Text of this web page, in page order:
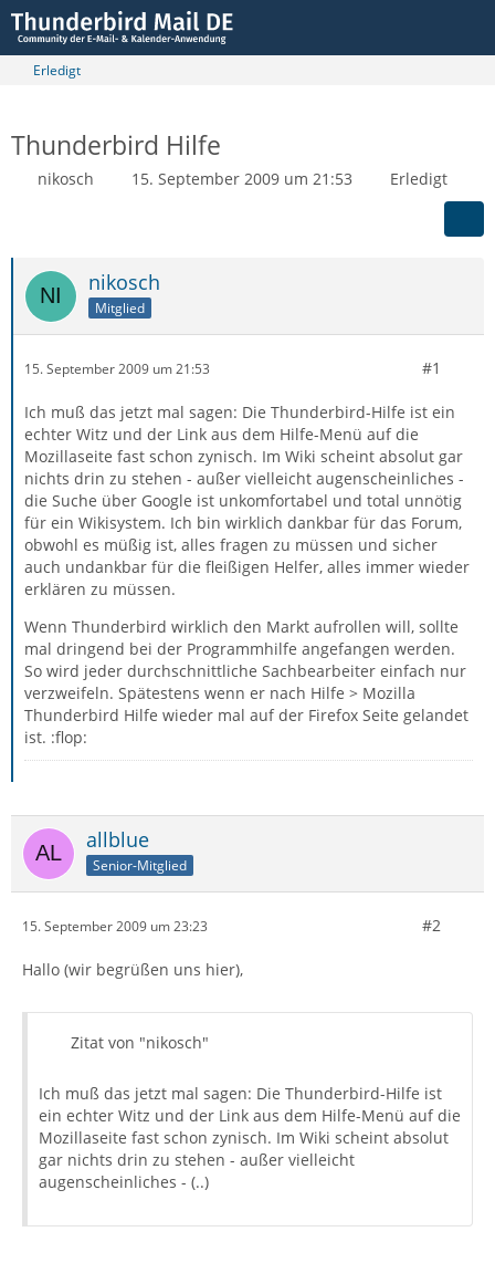
Erledigt
Thunderbird Hilfe
nikosch 15. September 2009 um 21:53 Erledigt
nikosch
Mitglied
15. September 2009 um 21:53 #1
Ich muß das jetzt mal sagen: Die Thunderbird-Hilfe ist ein
echter Witz und der Link aus dem Hilfe-Menü auf die
Mozillaseite fast schon zynisch. Im Wiki scheint absolut gar
nichts drin zu stehen - außer vielleicht augenscheinliches -
die Suche über Google ist unkomfortabel und total unnötig
für ein Wikisystem. Ich bin wirklich dankbar für das Forum,
obwohl es müßig ist, alles fragen zu müssen und sicher
auch undankbar für die fleißigen Helfer, alles immer wieder
erklären zu müssen.
Wenn Thunderbird wirklich den Markt aufrollen will, sollte
mal dringend bei der Programmhilfe angefangen werden.
So wird jeder durchschnittliche Sachbearbeiter einfach nur
verzweifeln. Spätestens wenn er nach Hilfe > Mozilla
Thunderbird Hilfe wieder mal auf der Firefox Seite gelandet
ist. :flop:
allblue
Senior-Mitglied
15. September 2009 um 23:23 #2
Hallo (wir begrüßen uns hier),
Zitat von "nikosch"
Ich muß das jetzt mal sagen: Die Thunderbird-Hilfe ist
ein echter Witz und der Link aus dem Hilfe-Menü auf die
Mozillaseite fast schon zynisch. Im Wiki scheint absolut
gar nichts drin zu stehen - außer vielleicht
augenscheinliches - (..)